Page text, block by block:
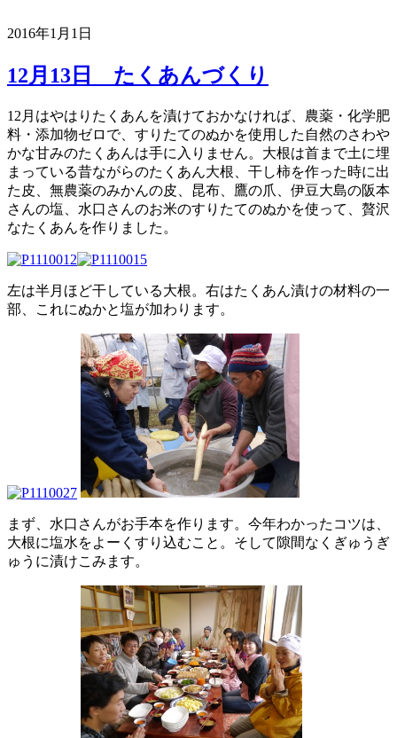
2016年1月1日
12月13日 たくあんづくり
12月はやはりたくあんを漬けておかなければ、農薬・化学肥
料・添加物ゼロで、すりたてのぬかを使用した自然のさわや
かな甘みのたくあんは手に入りません。大根は首まで土に埋
まっている昔ながらのたくあん大根、干し柿を作った時に出
た皮、無農薬のみかんの皮、昆布、鷹の爪、伊豆大島の阪本
さんの塩、水口さんのお米のすりたてのぬかを使って、贅沢
なたくあんを作りました。
左は半月ほど干している大根。右はたくあん漬けの材料の一
部、これにぬかと塩が加わります。
まず、水口さんがお手本を作ります。今年わかったコツは、
大根に塩水をよーくすり込むこと。そして隙間なくぎゅうぎ
ゅうに漬けこみます。